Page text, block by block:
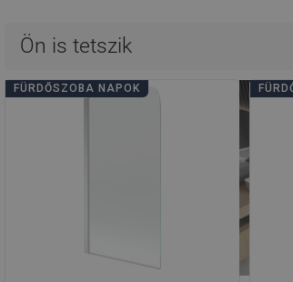
Ön is tetszik
FÜRDŐSZOBA NAPOK